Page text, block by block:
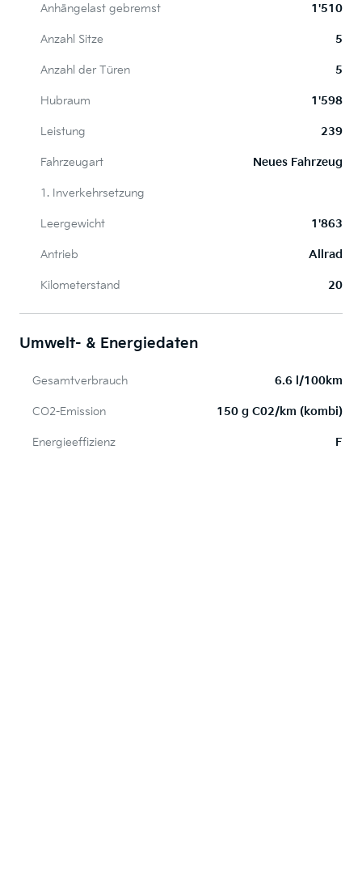
Anhängelast gebremst 1'510
Anzahl Sitze 5
Anzahl der Türen 5
Hubraum 1'598
Leistung 239
Fahrzeugart Neues Fahrzeug
1. Inverkehrsetzung
Leergewicht 1'863
Antrieb Allrad
Kilometerstand 20
Umwelt- & Energiedaten
Gesamtverbrauch 6.6 l/100km
CO2-Emission 150 g C02/km (kombi)
Energieeffizienz F